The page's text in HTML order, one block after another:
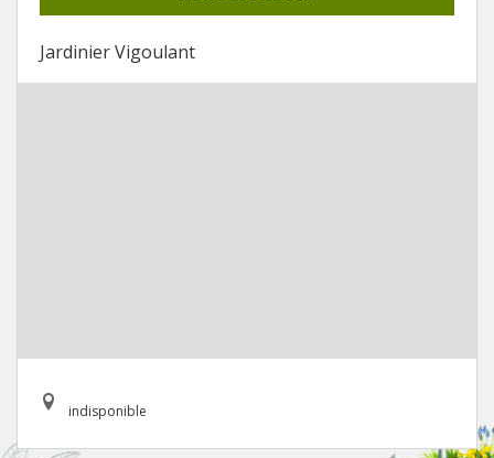
Jardinier Vigoulant
indisponible